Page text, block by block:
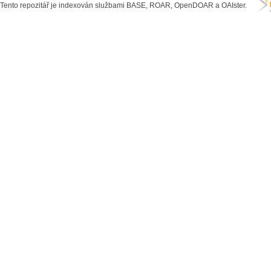
Tento repozitář je indexován službami BASE, ROAR, OpenDOAR a OAIster.